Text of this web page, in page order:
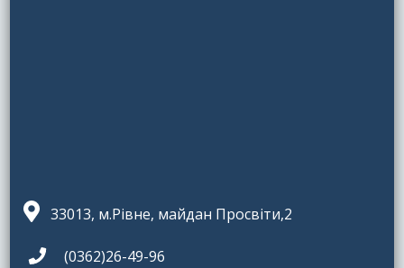
33013, м.Рівне, майдан Просвіти,2
(0362)26-49-96